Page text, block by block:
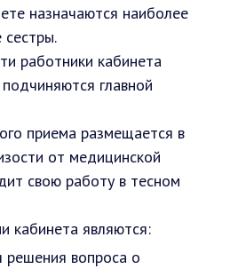
назначаются наиболее
работники кабинета
главной
приема размещается в
от медицинской
свою работу в тесном
кабинета являются:
вопроса о